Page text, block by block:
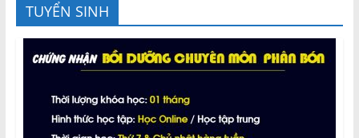
TUYỂN SINH